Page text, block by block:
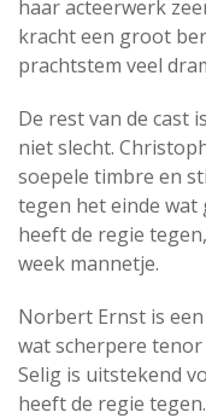
haar acteerwerk
kracht een groot
prachtstem veel
De rest van de cast
niet slecht.
soepele timbre en
tegen het einde wat
heeft de regie
week mannetje.
Norbert Ernst is
wat scherpere tenor
Selig is uitstekend
heeft de regie